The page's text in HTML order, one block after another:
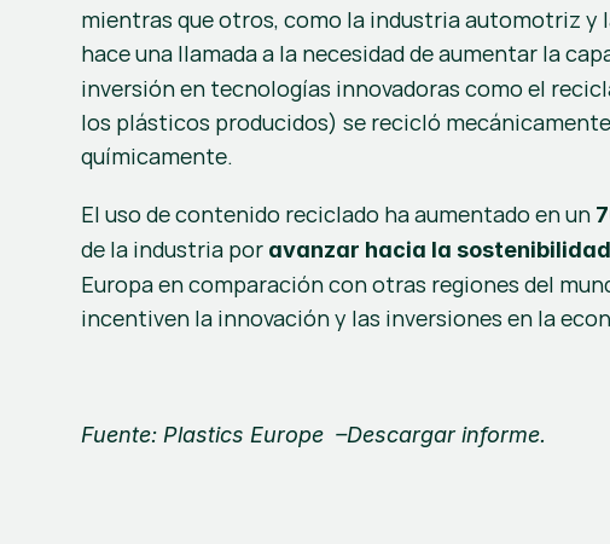
mientras que otros, como la industria automotriz y
hace una llamada a la necesidad de aumentar la
inversión en tecnologías innovadoras como el
los plásticos producidos) se recicló
químicamente.
El uso de contenido reciclado ha aumentado en un
de la industria por avanzar hacia la sostenibilidad
Europa en comparación con otras regiones del
incentiven la innovación y las inversiones en la
Fuente: Plastics Europe  –Descargar informe.